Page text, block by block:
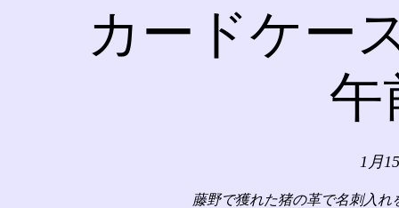
カードケー
午
1月
藤野で獲れた猪の革で名刺入